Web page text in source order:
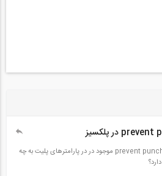
سلام خصوصیت prevent punching موجود در در پارامترهای پلیت به چه